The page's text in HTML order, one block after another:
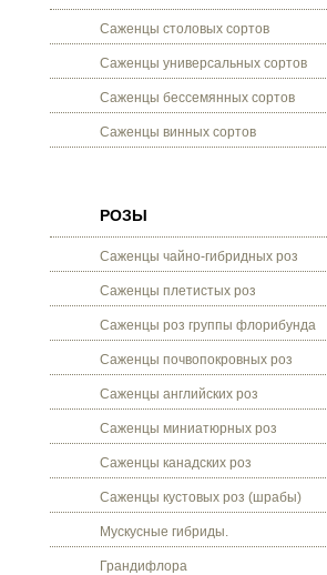
Саженцы столовых сортов
Саженцы универсальных сортов
Саженцы бессемянных сортов
Саженцы винных сортов
РОЗЫ
Саженцы чайно-гибридных роз
Саженцы плетистых роз
Саженцы роз группы флорибунда
Саженцы почвопокровных роз
Саженцы английских роз
Саженцы миниатюрных роз
Саженцы канадских роз
Саженцы кустовых роз (шрабы)
Мускусные гибриды.
Грандифлора